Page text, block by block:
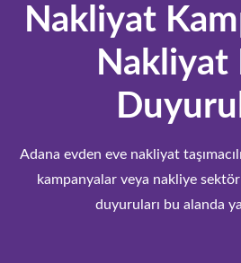
Nakliyat
Nakliyat
Adana evden eve nakliyat
kampanyalar veya nakliye
duyuruları bu alanda